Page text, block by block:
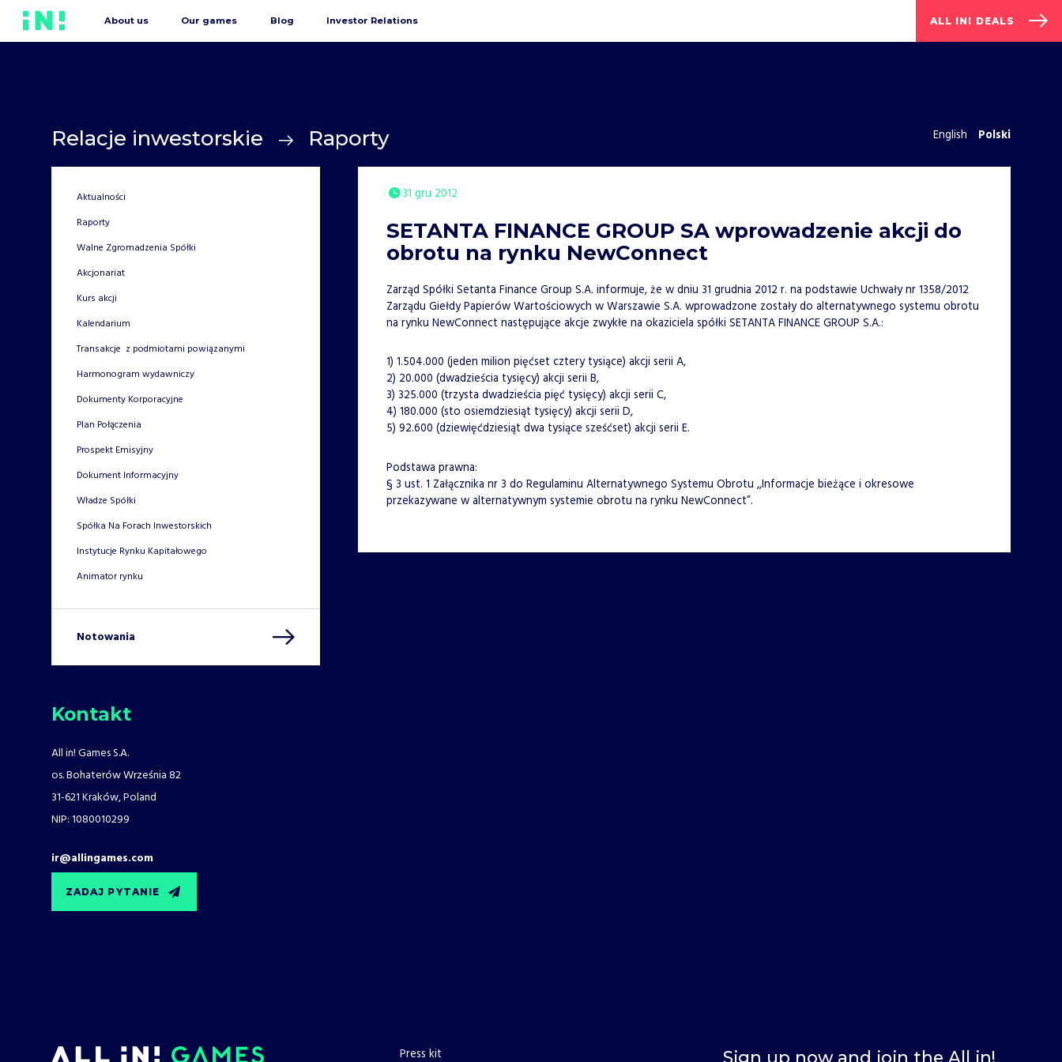
About us Our games Blog Investor Relations ALL IN! DEALS
Relacje inwestorskie Raporty English Polski
Aktualności
Raporty
Walne Zgromadzenia Spółki
Akcjonariat
Kurs akcji
Kalendarium
Transakcje z podmiotami powiązanymi
Harmonogram wydawniczy
Dokumenty Korporacyjne
Plan Połączenia
Prospekt Emisyjny
Dokument Informacyjny
Władze Spółki
Spółka Na Forach Inwestorskich
Instytucje Rynku Kapitałowego
Animator rynku
Notowania
Kontakt
All in! Games S.A.
os. Bohaterów Września 82
31-621 Kraków, Poland
NIP: 1080010299
ir@allingames.com
ZADAJ PYTANIE
31 gru 2012
SETANTA FINANCE GROUP SA wprowadzenie akcji do
obrotu na rynku NewConnect
Zarząd Spółki Setanta Finance Group S.A. informuje, że w dniu 31 grudnia 2012 r. na podstawie Uchwały nr 1358/2012
Zarządu Giełdy Papierów Wartościowych w Warszawie S.A. wprowadzone zostały do alternatywnego systemu obrotu
na rynku NewConnect następujące akcje zwykłe na okaziciela spółki SETANTA FINANCE GROUP S.A.:
1) 1.504.000 (jeden milion pięćset cztery tysiące) akcji serii A,
2) 20.000 (dwadzieścia tysięcy) akcji serii B,
3) 325.000 (trzysta dwadzieścia pięć tysięcy) akcji serii C,
4) 180.000 (sto osiemdziesiąt tysięcy) akcji serii D,
5) 92.600 (dziewięćdziesiąt dwa tysiące sześćset) akcji serii E.
Podstawa prawna:
§ 3 ust. 1 Załącznika nr 3 do Regulaminu Alternatywnego Systemu Obrotu ,,Informacje bieżące i okresowe
przekazywane w alternatywnym systemie obrotu na rynku NewConnect”.
Sign up now and join the All in!
Press kit